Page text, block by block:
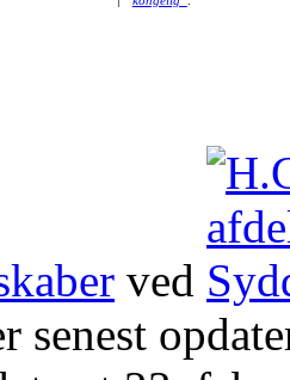
ved
senest